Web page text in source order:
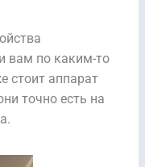
вам по каким-то
стоит аппарат
точно есть на